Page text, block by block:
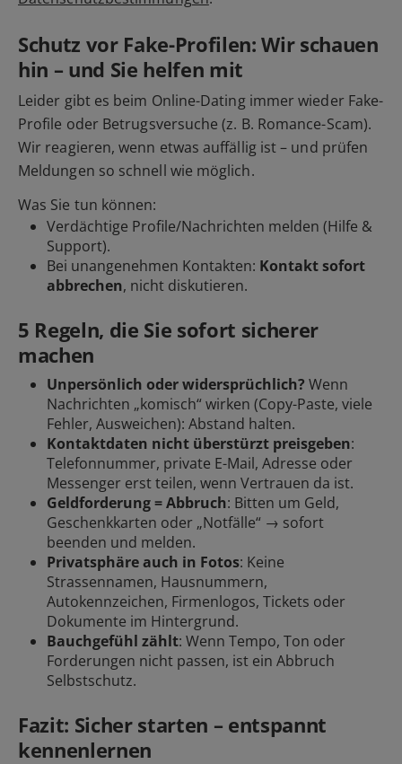
Schutz vor Fake-Profilen: Wir schauen
hin – und Sie helfen mit
Leider gibt es beim Online-Dating immer wieder Fake-
Profile oder Betrugsversuche (z. B. Romance-Scam).
Wir reagieren, wenn etwas auffällig ist – und prüfen
Meldungen so schnell wie möglich.
Was Sie tun können:
Verdächtige Profile/Nachrichten melden (Hilfe &
Support).
Bei unangenehmen Kontakten: Kontakt sofort
abbrechen, nicht diskutieren.
5 Regeln, die Sie sofort sicherer
machen
Unpersönlich oder widersprüchlich? Wenn
Nachrichten „komisch“ wirken (Copy-Paste, viele
Fehler, Ausweichen): Abstand halten.
Kontaktdaten nicht überstürzt preisgeben:
Telefonnummer, private E-Mail, Adresse oder
Messenger erst teilen, wenn Vertrauen da ist.
Geldforderung = Abbruch: Bitten um Geld,
Geschenkkarten oder „Notfälle“ → sofort
beenden und melden.
Privatsphäre auch in Fotos: Keine
Strassennamen, Hausnummern,
Autokennzeichen, Firmenlogos, Tickets oder
Dokumente im Hintergrund.
Bauchgefühl zählt: Wenn Tempo, Ton oder
Forderungen nicht passen, ist ein Abbruch
Selbstschutz.
Fazit: Sicher starten – entspannt
kennenlernen